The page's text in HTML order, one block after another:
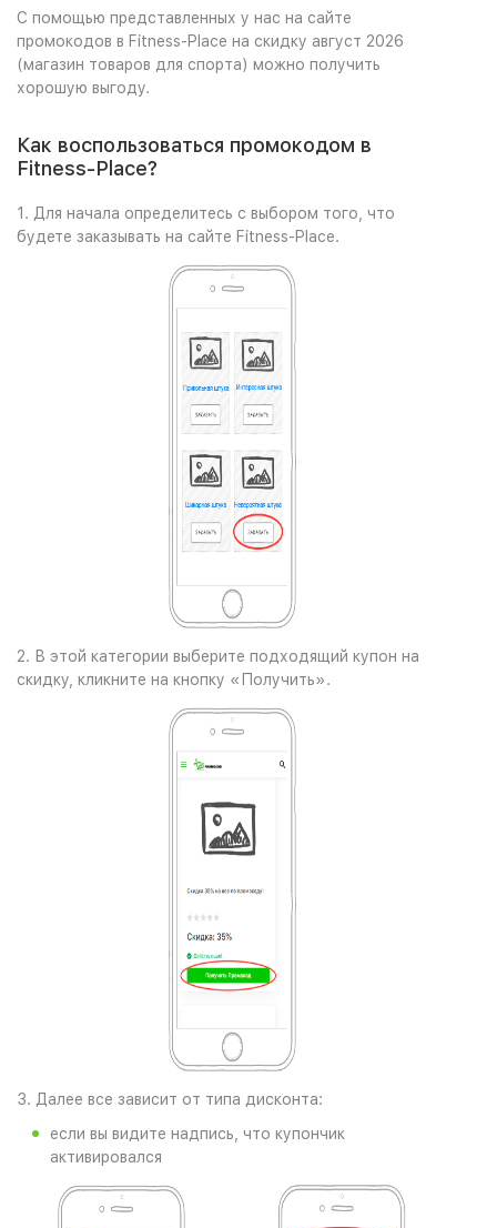
С помощью представленных у нас на сайте
промокодов в Fitness-Place на скидку август 2026
(магазин товаров для спорта) можно получить
хорошую выгоду.
Как воспользоваться промокодом в
Fitness-Place?
1. Для начала определитесь с выбором того, что
будете заказывать на сайте Fitness-Place.
2. В этой категории выберите подходящий купон на
скидку, кликните на кнопку «Получить».
3. Далее все зависит от типа дисконта:
если вы видите надпись, что купончик
активировался